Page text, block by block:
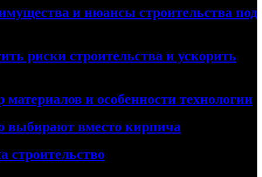
и нюансы строительства под
риски строительства и ускорить
и особенности технологии
выбирают вместо кирпича
строительство